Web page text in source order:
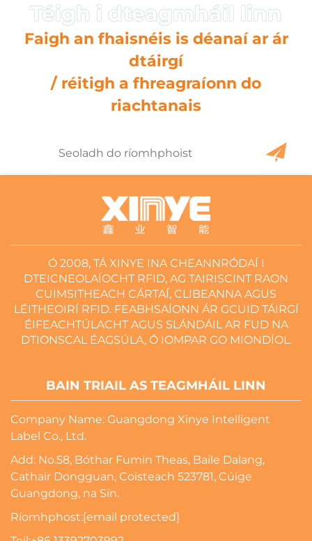
Faigh an fhaisnéis is déanaí ar ár
dtáirgí
/ réitigh a fhreagraíonn do
riachtanais
Ó 2008, TÁ XINYE INA CHEANNRÓDAÍ I
DTEICNEOLAÍOCHT RFID, AG TAIRISCINT RAON
CUIMSITHEACH CÁRTAÍ, CLIBEANNA AGUS
LÉITHEOIRÍ RFID. FEABHSAÍONN ÁR GCUID TÁIRGÍ
ÉIFEACHTÚLACHT AGUS SLÁNDÁIL AR FUD NA
DTIONSCAL ÉAGSÚLA, Ó IOMPAR GO MIONDÍOL.
BAIN TRIAIL AS TEAGMHÁIL LINN
Company Name: Guangdong Xinye Intelligent
Label Co., Ltd.
Add: No.58, Bóthar Fumin Theas, Baile Dalang,
Cathair Dongguan, Coisteach 523781, Cúige
Guangdong, na Sín.
Ríomhphost:[email protected]